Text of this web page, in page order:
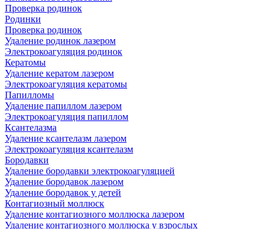
Проверка родинок
Родинки
Проверка родинок
Удаление родинок лазером
Электрокоагуляция родинок
Кератомы
Удаление кератом лазером
Электрокоагуляция кератомы
Папилломы
Удаление папиллом лазером
Электрокоагуляция папиллом
Ксантелазма
Удаление ксантелазм лазером
Электрокоагуляция ксантелазм
Бородавки
Удаление бородавки электрокоагуляцией
Удаление бородавок лазером
Удаление бородавок у детей
Контагиозный моллюск
Удаление контагиозного моллюска лазером
Удаление контагиозного моллюска у взрослых